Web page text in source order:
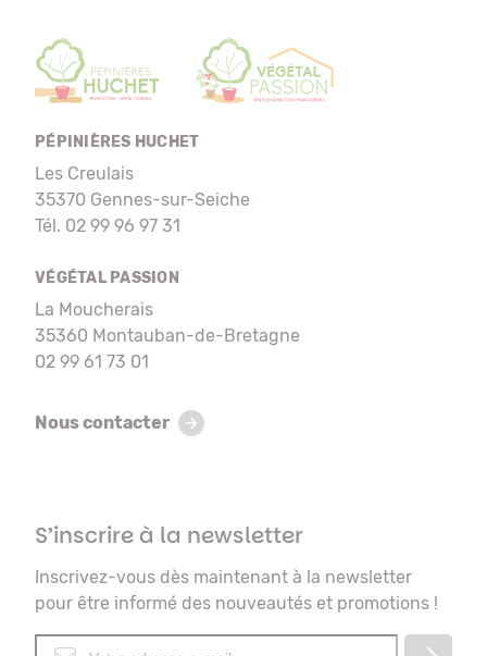
PÉPINIÈRES HUCHET
Les Creulais
35370 Gennes-sur-Seiche
Tél. 02 99 96 97 31
VÉGÉTAL PASSION
La Moucherais
35360 Montauban-de-Bretagne
02 99 61 73 01
Nous contacter
S’inscrire à la newsletter
Inscrivez-vous dès maintenant à la newsletter
pour être informé des nouveautés et promotions !